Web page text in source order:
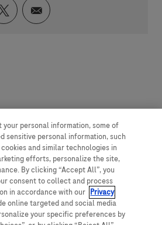
teilen
Facebook teilen
Über Twitter teilen
Per E-Mail teilen
personal information, some of
sensitive personal information, such
and similar technologies in
efforts, personalize the site,
By clicking “Accept All”, you
consent to collect and process
in accordance with our Privacy
online targeted and social media
your specific preferences by